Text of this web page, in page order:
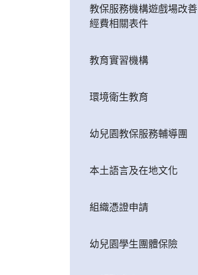
教保服務機構遊戲場改善
經費相關表件
教育實習機構
環境衛生教育
幼兒園教保服務輔導團
本土語言及在地文化
組織憑證申請
幼兒園學生團體保險